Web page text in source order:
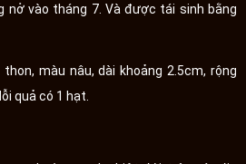
nở vào tháng 7. Và được tái sinh bằng
màu nâu, dài khoảng 2.5cm, rộng
quả có 1 hạt.